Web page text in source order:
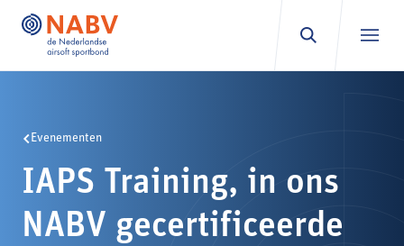
Evenementen
IAPS Training, in ons
NABV gecertificeerde